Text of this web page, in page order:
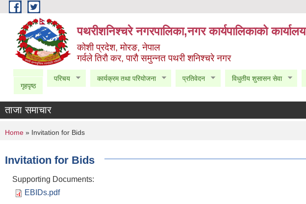
Skip to main content
पथरीशनिश्चरे नगरपालिका,नगर कार्यपालिकाको कार्यालय
कोशी प्रदेश, मोरङ, नेपाल
गर्वले तिराै कर, पाराै समुन्नत पथरी शनिश्चरे नगर
गृहपृष्ठ
परिचय कार्यक्रम तथा परियोजना प्रतिवेदन विधुतीय शुसासन सेवा
ताजा समाचार
You are here
Home » Invitation for Bids
Invitation for Bids
Supporting Documents:
EBIDs.pdf